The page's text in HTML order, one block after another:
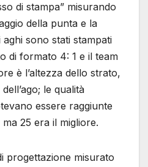
di stampa” misurando
della punta e la
aghi sono stati stampati
di formato 4: 1 e il team
è l’altezza dello strato,
le qualità
essere raggiunte
25 era il migliore.
progettazione misurato